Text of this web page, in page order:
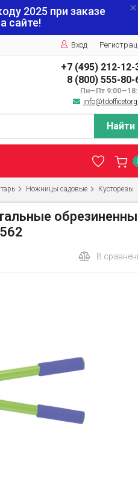
2025 при заказе
сайте!
Вход
+7 (495) 212-12-
8 (800) 555-80-
Пн—Пт
Найти
Ножницы садовые Кусторезы
В